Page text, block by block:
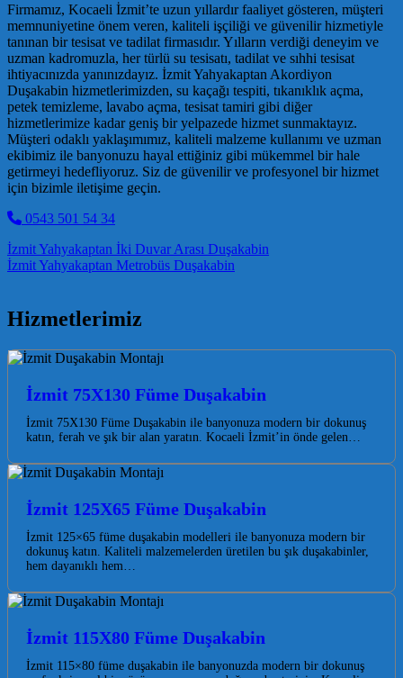
Firmamız, Kocaeli İzmit’te uzun yıllardır faaliyet gösteren, müşteri
memnuniyetine önem veren, kaliteli işçiliği ve güvenilir hizmetiyle
tanınan bir tesisat ve tadilat firmasıdır. Yılların verdiği deneyim ve
uzman kadromuzla, her türlü su tesisatı, tadilat ve sıhhi tesisat
ihtiyacınızda yanınızdayız. İzmit Yahyakaptan Akordiyon
Duşakabin hizmetlerimizden, su kaçağı tespiti, tıkanıklık açma,
petek temizleme, lavabo açma, tesisat tamiri gibi diğer
hizmetlerimize kadar geniş bir yelpazede hizmet sunmaktayız.
Müşteri odaklı yaklaşımımız, kaliteli malzeme kullanımı ve uzman
ekibimiz ile banyonuzu hayal ettiğiniz gibi mükemmel bir hale
getirmeyi hedefliyoruz. Siz de güvenilir ve profesyonel bir hizmet
için bizimle iletişime geçin.
0543 501 54 34
Post navigation
İzmit Yahyakaptan İki Duvar Arası Duşakabin
İzmit Yahyakaptan Metrobüs Duşakabin
Hizmetlerimiz
İzmit 75X130 Füme Duşakabin
İzmit 75X130 Füme Duşakabin ile banyonuza modern bir dokunuş
katın, ferah ve şık bir alan yaratın. Kocaeli İzmit’in önde gelen…
İzmit 125X65 Füme Duşakabin
İzmit 125×65 füme duşakabin modelleri ile banyonuza modern bir
dokunuş katın. Kaliteli malzemelerden üretilen bu şık duşakabinler,
hem dayanıklı hem…
İzmit 115X80 Füme Duşakabin
İzmit 115×80 füme duşakabin ile banyonuzda modern bir dokunuş